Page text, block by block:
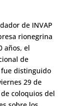
de INVAP
rionegrina
años, el
de
fue distinguido
29 de
coloquios del